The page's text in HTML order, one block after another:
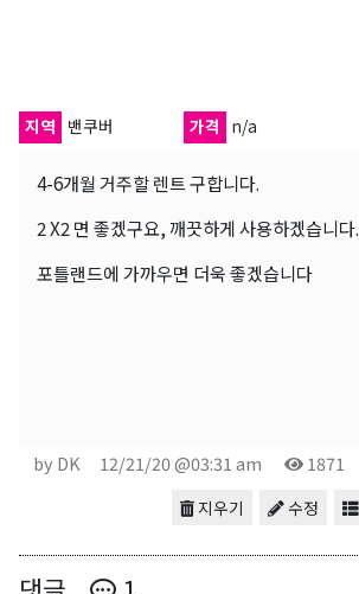
지역 밴쿠버 가격 n/a
4-6개월 거주할 렌트 구합니다.
2 X2 면 좋겠구요, 깨끗하게 사용하겠습니다.
포틀랜드에 가까우면 더욱 좋겠습니다
by DK 12/21/20 @03:31 am 1871
수정
지우기